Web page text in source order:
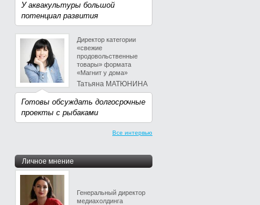
У аквакультуры большой
потенциал развития
Директор категории
«свежие
продовольственные
товары» формата
«Магнит у дома»
Татьяна МАТЮНИНА
Готовы обсуждать долгосрочные
проекты с рыбаками
Все интервью
Личное мнение
Генеральный директор
медиахолдинга